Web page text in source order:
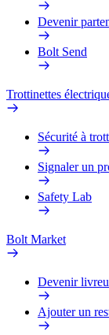
Devenir
Bolt Send
Trottinettes
Sécurité à
Signaler un
Safety Lab
Bolt Market
Devenir
Ajouter un